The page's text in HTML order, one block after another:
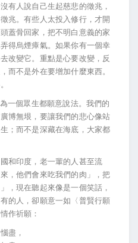
有人說自己生起慈悲的徵兆，
兆。有些人太投入修行，才開
蓋骨回家，把不明白意義的家
得烏煙瘴氣。如果你有一個幸
改變它。重點是心要改變，反
而不是外在要增加什麼東西。
一個眾生都願意說法。我們的
博無垠，要讓我們的悲心像站
；而不是深藏在海底，大家都
和印度，老一輩的人甚至流
，他們會來吃我們的肉」，把
，現在聽起來像是一個笑話，
的人，卻願意一如〈普賢行願
作祈願：
盡，